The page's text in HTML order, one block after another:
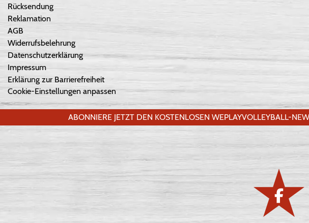
Rücksendung
Reklamation
AGB
Widerrufsbelehrung
Datenschutzerklärung
Impressum
Erklärung zur Barrierefreiheit
Cookie-Einstellungen anpassen
ABONNIERE JETZT DEN KOSTENLOSEN WEPLAYVOLLEYBALL-